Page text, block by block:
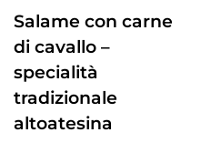
Salame con carne
di cavallo –
specialità
tradizionale
altoatesina